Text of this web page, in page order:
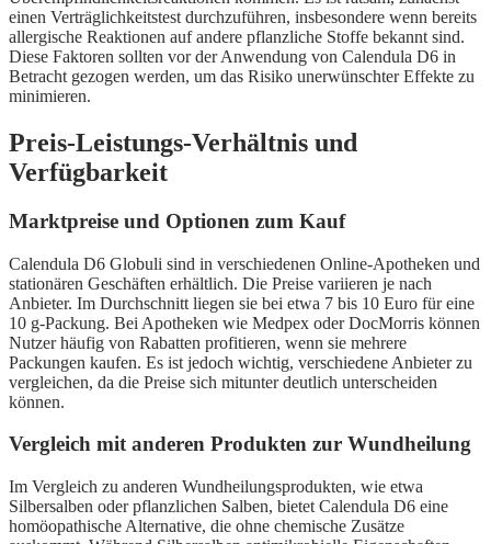
einen Verträglichkeitstest durchzuführen, insbesondere wenn bereits
allergische Reaktionen auf andere pflanzliche Stoffe bekannt sind.
Diese Faktoren sollten vor der Anwendung von Calendula D6 in
Betracht gezogen werden, um das Risiko unerwünschter Effekte zu
minimieren.
Preis-Leistungs-Verhältnis und
Verfügbarkeit
Marktpreise und Optionen zum Kauf
Calendula D6 Globuli sind in verschiedenen Online-Apotheken und
stationären Geschäften erhältlich. Die Preise variieren je nach
Anbieter. Im Durchschnitt liegen sie bei etwa 7 bis 10 Euro für eine
10 g-Packung. Bei Apotheken wie Medpex oder DocMorris können
Nutzer häufig von Rabatten profitieren, wenn sie mehrere
Packungen kaufen. Es ist jedoch wichtig, verschiedene Anbieter zu
vergleichen, da die Preise sich mitunter deutlich unterscheiden
können.
Vergleich mit anderen Produkten zur Wundheilung
Im Vergleich zu anderen Wundheilungsprodukten, wie etwa
Silbersalben oder pflanzlichen Salben, bietet Calendula D6 eine
homöopathische Alternative, die ohne chemische Zusätze